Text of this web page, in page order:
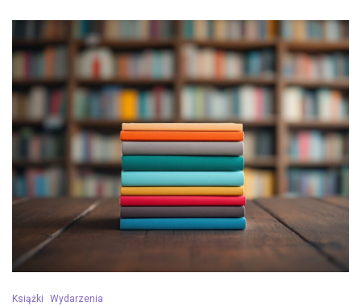
Książki Wydarzenia